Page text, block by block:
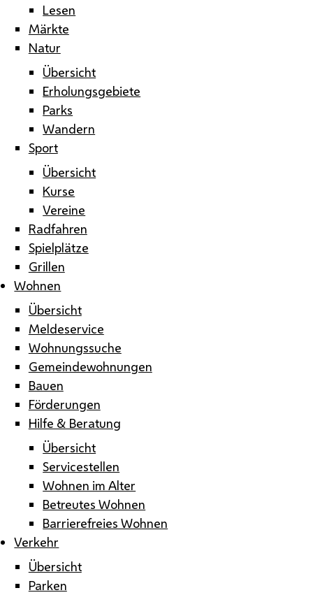
Lesen
Märkte
Natur
Übersicht
Erholungsgebiete
Parks
Wandern
Sport
Übersicht
Kurse
Vereine
Radfahren
Spielplätze
Grillen
Wohnen
Übersicht
Meldeservice
Wohnungssuche
Gemeindewohnungen
Bauen
Förderungen
Hilfe & Beratung
Übersicht
Servicestellen
Wohnen im Alter
Betreutes Wohnen
Barrierefreies Wohnen
Verkehr
Übersicht
Parken